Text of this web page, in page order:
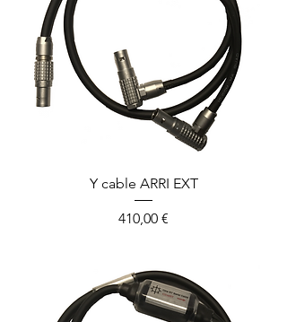
Y cable ARRI EXT
Prix
410,00 €